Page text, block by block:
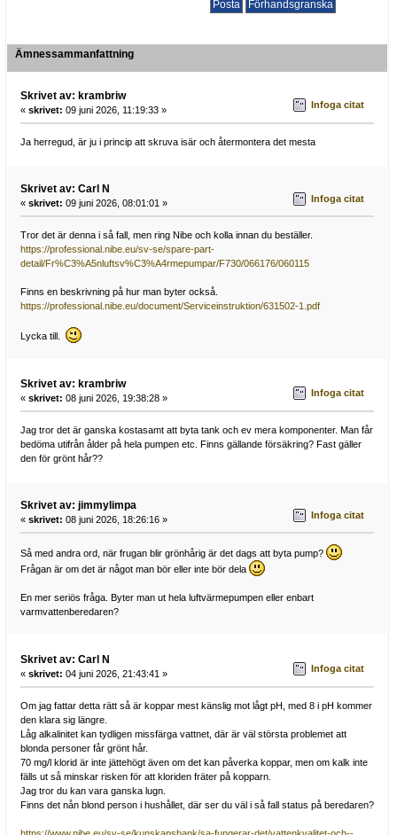
Ämnessammanfattning
Skrivet av: krambriw
« skrivet: 09 juni 2026, 11:19:33 » Infoga citat
Ja herregud, är ju i princip att skruva isär och återmontera det mesta
Skrivet av: Carl N
« skrivet: 09 juni 2026, 08:01:01 » Infoga citat
Tror det är denna i så fall, men ring Nibe och kolla innan du beställer.
https://professional.nibe.eu/sv-se/spare-part-
detail/Fr%C3%A5nluftsv%C3%A4rmepumpar/F730/066176/060115
Finns en beskrivning på hur man byter också.
https://professional.nibe.eu/document/Serviceinstruktion/631502-1.pdf
Lycka till.
Skrivet av: krambriw
« skrivet: 08 juni 2026, 19:38:28 » Infoga citat
Jag tror det är ganska kostasamt att byta tank och ev mera komponenter. Man får
bedöma utifrån ålder på hela pumpen etc. Finns gällande försäkring? Fast gäller
den för grönt hår??
Skrivet av: jimmylimpa
« skrivet: 08 juni 2026, 18:26:16 » Infoga citat
Så med andra ord, när frugan blir grönhårig är det dags att byta pump?
Frågan är om det är något man bör eller inte bör dela
En mer seriös fråga. Byter man ut hela luftvärmepumpen eller enbart
varmvattenberedaren?
Skrivet av: Carl N
« skrivet: 04 juni 2026, 21:43:41 » Infoga citat
Om jag fattar detta rätt så är koppar mest känslig mot lågt pH, med 8 i pH kommer
den klara sig längre.
Låg alkalinitet kan tydligen missfärga vattnet, där är väl största problemet att
blonda personer får grönt hår.
70 mg/l klorid är inte jättehögt även om det kan påverka koppar, men om kalk inte
fälls ut så minskar risken för att kloriden fräter på kopparn.
Jag tror du kan vara ganska lugn.
Finns det nån blond person i hushållet, där ser du väl i så fall status på beredaren?